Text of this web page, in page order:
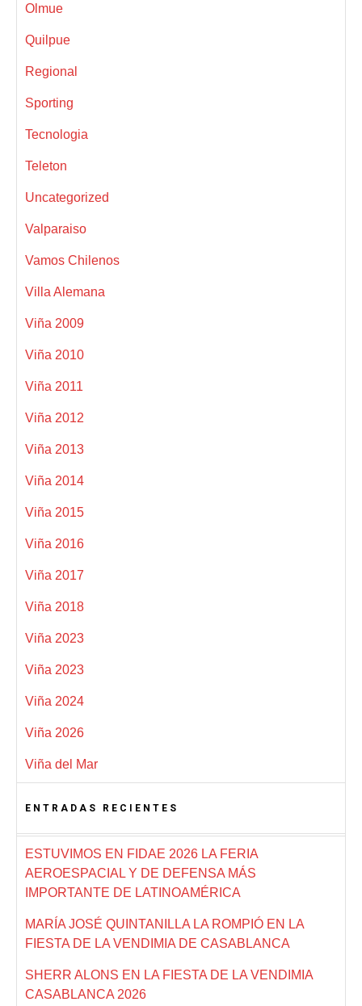
Olmue
Quilpue
Regional
Sporting
Tecnologia
Teleton
Uncategorized
Valparaiso
Vamos Chilenos
Villa Alemana
Viña 2009
Viña 2010
Viña 2011
Viña 2012
Viña 2013
Viña 2014
Viña 2015
Viña 2016
Viña 2017
Viña 2018
Viña 2023
Viña 2023
Viña 2024
Viña 2026
Viña del Mar
ENTRADAS RECIENTES
ESTUVIMOS EN FIDAE 2026 LA FERIA
AEROESPACIAL Y DE DEFENSA MÁS
IMPORTANTE DE LATINOAMÉRICA
MARÍA JOSÉ QUINTANILLA LA ROMPIÓ EN LA
FIESTA DE LA VENDIMIA DE CASABLANCA
SHERR ALONS EN LA FIESTA DE LA VENDIMIA
CASABLANCA 2026